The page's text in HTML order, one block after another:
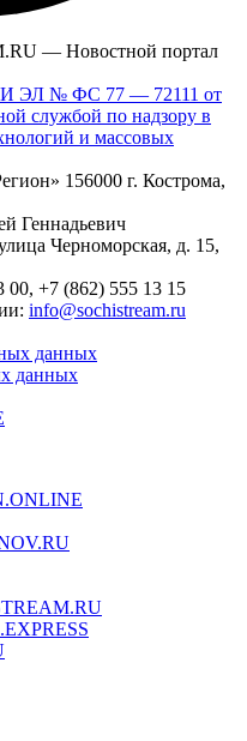
— Новостной портал
ЭЛ № ФС 77 — 72111 от
службой по надзору в
и массовых
156000 г. Кострома,
Геннадьевич
Черноморская, д. 15,
00, +7 (862) 555 13 15
info@sochistream.ru
данных
данных